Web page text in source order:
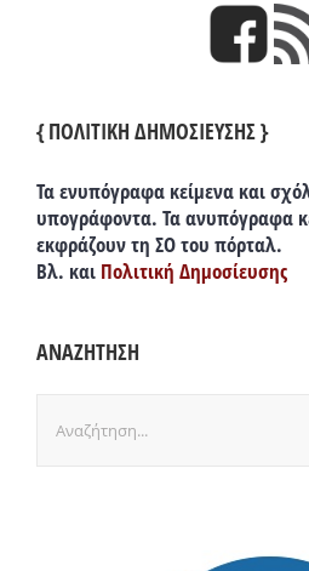
{ ΠΟΛΙΤΙΚΗ ΔΗΜΟΣΙΕΥΣΗΣ }
Τα ενυπόγραφα κείμενα και
υπογράφοντα. Τα ανυπόγραφα
εκφράζουν τη ΣΟ του πόρταλ.
Βλ. και Πολιτική Δημοσίευσης
ΑΝΑΖΗΤΗΣΗ
για: